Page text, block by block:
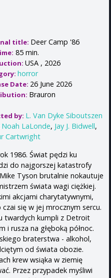
title: Deer Camp '86
85 min.
USA , 2026
horror
Date: 26 June 2026
Brauron
by: L. Van Dyke Siboutszen
Noah LaLonde, Jay J. Bidwell,
Cartwright
1986. Świat pędzi ku
do najgorszej katastrofy
Tyson brutalnie nokautuje
świata wagi ciężkiej.
akcjami charytatywnymi,
się w jej mrocznym sercu.
twardych kumpli z Detroit
i rusza na głęboką północ.
braterstwa - alkohol,
od świata obozie.
krew wsiąka w ziemię
Przez przypadek myśliwi